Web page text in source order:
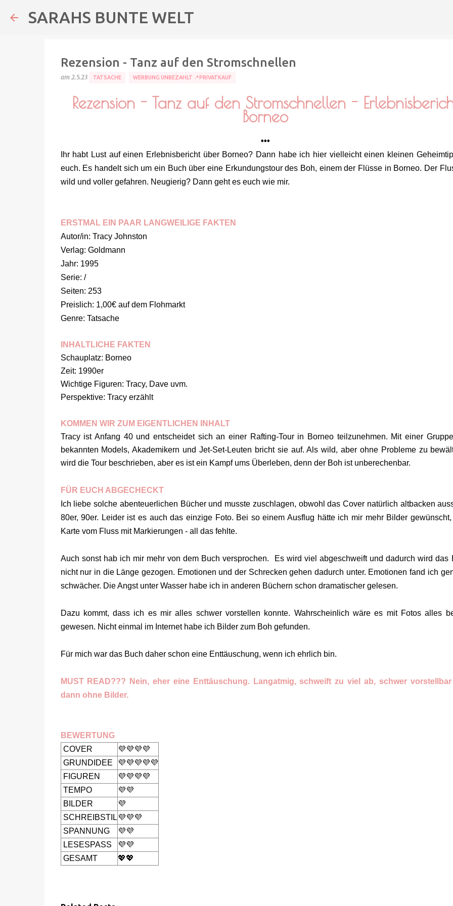
SARAHS BUNTE WELT
Rezension - Tanz auf den Stromschnellen
am 2.5.23 TATSACHE WERBUNG UNBEZAHLT 📍PRIVATKAUF
Rezension - Tanz auf den Stromschnellen -
Borneo
•••
Ihr habt Lust auf einen Erlebnisbericht über Borneo? Dann habe ich hier vielleicht einen kleinen
euch. Es handelt sich um ein Buch über eine Erkundungstour des Boh, einem der Flüsse in Borneo. Der
wild und voller gefahren. Neugierig? Dann geht es euch wie mir.
ERSTMAL EIN PAAR LANGWEILIGE FAKTEN
Autor/in: Tracy Johnston
Verlag: Goldmann
Jahr: 1995
Serie: /
Seiten: 253
Preislich: 1,00€ auf dem Flohmarkt
Genre: Tatsache
INHALTLICHE FAKTEN
Schauplatz: Borneo
Zeit: 1990er
Wichtige Figuren: Tracy, Dave uvm.
Perspektive: Tracy erzählt
KOMMEN WIR ZUM EIGENTLICHEN INHALT
Tracy ist Anfang 40 und entscheidet sich an einer Rafting-Tour in Borneo teilzunehmen. Mit einer
bekannten Models, Akademikern und Jet-Set-Leuten bricht sie auf. Als wild, aber ohne Probleme zu
wird die Tour beschrieben, aber es ist ein Kampf ums Überleben, denn der Boh ist unberechenbar.
FÜR EUCH ABGECHECKT
Ich liebe solche abenteuerlichen Bücher und musste zuschlagen, obwohl das Cover natürlich altbacken
80er, 90er. Leider ist es auch das einzige Foto. Bei so einem Ausflug hätte ich mir mehr Bilder
Karte vom Fluss mit Markierungen - all das fehlte.
Auch sonst hab ich mir mehr von dem Buch versprochen. Es wird viel abgeschweift und dadurch wird das
nicht nur in die Länge gezogen. Emotionen und der Schrecken gehen dadurch unter. Emotionen fand ich
schwächer. Die Angst unter Wasser habe ich in anderen Büchern schon dramatischer gelesen.
Dazu kommt, dass ich es mir alles schwer vorstellen konnte. Wahrscheinlich wäre es mit Fotos alles
gewesen. Nicht einmal im Internet habe ich Bilder zum Boh gefunden.
Für mich war das Buch daher schon eine Enttäuschung, wenn ich ehrlich bin.
MUST READ??? Nein, eher eine Enttäuschung. Langatmig, schweift zu viel ab, schwer vorstellbar
dann ohne Bilder.
BEWERTUNG
COVER
💜💜💜💜
GRUNDIDEE
💜💜💜💜💜
FIGUREN
💜💜💜💜
TEMPO
💜💜
BILDER
💜
SCHREIBSTIL 💜💜💜
SPANNUNG
💜💜
LESESPASS
💜💜
GESAMT
💖💖